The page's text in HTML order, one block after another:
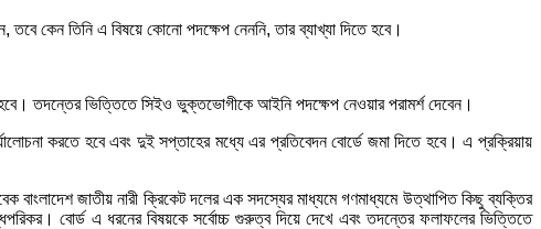
কেন তিনি এ বিষয়ে কোনো পদক্ষেপ নেননি, তার ব্যাখ্যা দিতে হবে।
তদন্তের ভিত্তিতে সিইও ভুক্তভোগীকে আইনি পদক্ষেপ নেওয়ার পরামর্শ দেবেন।
করতে হবে এবং দুই সপ্তাহের মধ্যে এর প্রতিবেদন বোর্ডে জমা দিতে হবে। এ প্রক্রিয়ায়
বাংলাদেশ জাতীয় নারী ক্রিকেট দলের এক সদস্যের মাধ্যমে গণমাধ্যমে উত্থাপিত কিছু ব্যক্তির
বোর্ড এ ধরনের বিষয়কে সর্বোচ্চ গুরুত্ব দিয়ে দেখে এবং তদন্তের ফলাফলের ভিত্তিতে